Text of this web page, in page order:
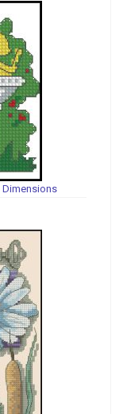
Dimensions